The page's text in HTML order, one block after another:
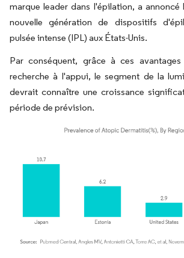
marque leader dans l'épilation, a annoncé
nouvelle génération de dispositifs
pulsée intense (IPL) aux États-Unis.
Par conséquent, grâce à ces
recherche à l'appui, le segment de la
devrait connaître une croissance
période de prévision.